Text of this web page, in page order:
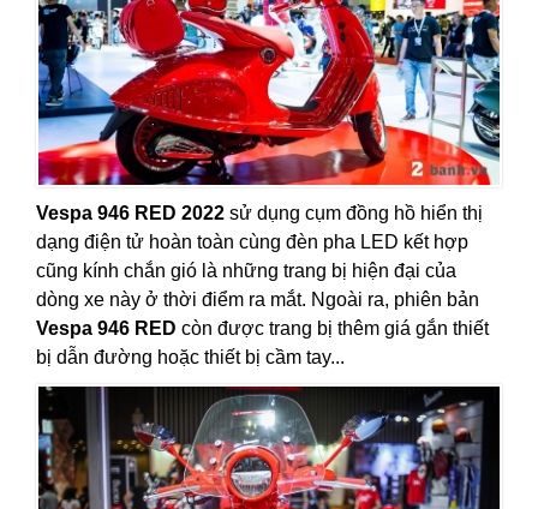
Vespa 946 RED 2022 sử dụng cụm đồng hồ hiển thị
dạng điện tử hoàn toàn cùng đèn pha LED kết hợp
cũng kính chắn gió là những trang bị hiện đại của
dòng xe này ở thời điểm ra mắt. Ngoài ra, phiên bản
Vespa 946 RED còn được trang bị thêm giá gắn thiết
bị dẫn đường hoặc thiết bị cầm tay...